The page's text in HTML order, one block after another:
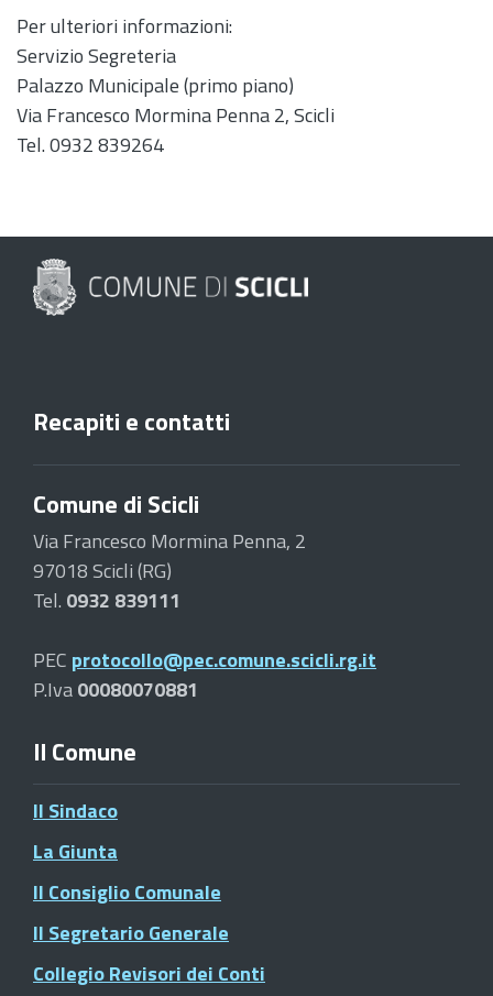
Per ulteriori informazioni:
Servizio Segreteria
Palazzo Municipale (primo piano)
Via Francesco Mormina Penna 2, Scicli
Tel. 0932 839264
Recapiti e contatti
Comune di Scicli
Via Francesco Mormina Penna, 2
97018 Scicli (RG)
Tel. 0932 839111
PEC protocollo@pec.comune.scicli.rg.it
P.Iva00080070881
Il Comune
Il Sindaco
La Giunta
Il Consiglio Comunale
Il Segretario Generale
Collegio Revisori dei Conti